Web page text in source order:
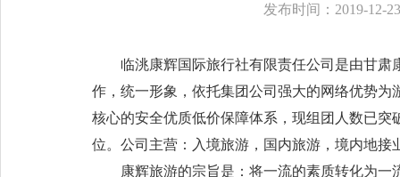
发布时间：2019-12-
临洮康辉国际旅行社有限责任公司是由甘肃
作，统一形象，依托集团公司强大的网络优势
核心的安全优质低价保障体系，现组团人数已突
位。公司主营：入境旅游，国内旅游，境内地接
康辉旅游的宗旨是：将一流的素质转化为一